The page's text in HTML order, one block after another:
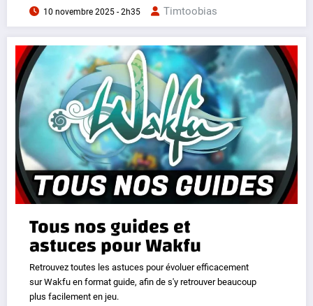
10 novembre 2025 - 2h35 Timtoobias
Tous nos guides et
astuces pour Wakfu
Retrouvez toutes les astuces pour évoluer efficacement
sur Wakfu en format guide, afin de s'y retrouver beaucoup
plus facilement en jeu.